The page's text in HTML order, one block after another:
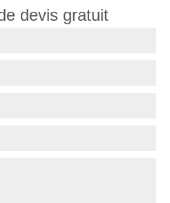
devis gratuit